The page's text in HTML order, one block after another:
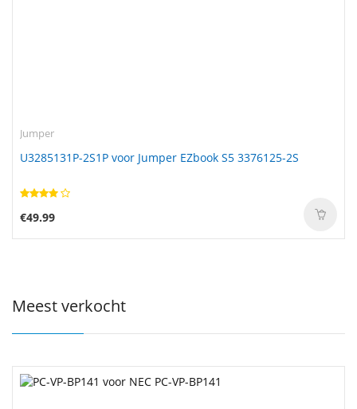
Jumper
U3285131P-2S1P voor Jumper EZbook S5 3376125-2S
€49.99
Meest verkocht